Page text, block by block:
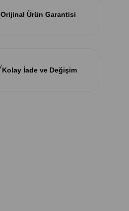
Orijinal Ürün Garantisi
Kolay İade ve Değişim